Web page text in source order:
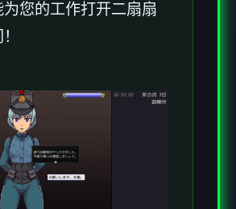
为您的工作打开二扇扇